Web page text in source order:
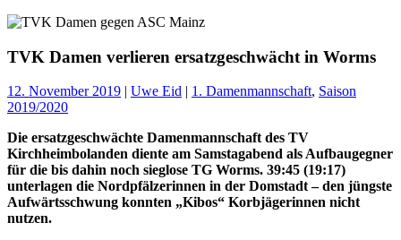
TVK Damen verlieren ersatzgeschwächt in Worms
12. November 2019 | Uwe Eid | 1. Damenmannschaft, Saison
2019/2020
Die ersatzgeschwächte Damenmannschaft des TV
Kirchheimbolanden diente am Samstagabend als Aufbaugegner
für die bis dahin noch sieglose TG Worms. 39:45 (19:17)
unterlagen die Nordpfälzerinnen in der Domstadt – den jüngste
Aufwärtsschwung konnten „Kibos“ Korbjägerinnen nicht
nutzen.